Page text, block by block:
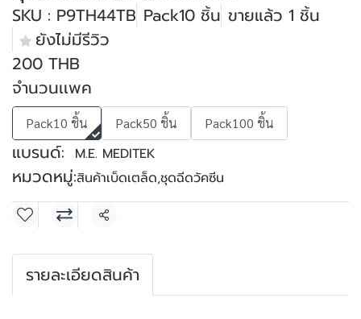
SKU : P9TH44TB Pack10 ชิ้น ขายแล้ว 1 ชิ้น
ยังไม่มีรีวิว
200 THB
จำนวนเเพค
Pack10 ชิ้น Pack50 ชิ้น Pack100 ชิ้น
แบรนด์: M.E. MEDITEK
หมวดหมู่:สินค้าเบ็ดเตล็ด,ชุดฉีดวัคซีน
แชร์
รายละเอียดสินค้า